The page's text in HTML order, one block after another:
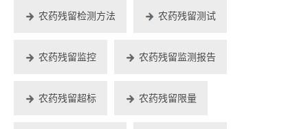
农药残留检测方法 农药残留测试
农药残留监控 农药残留监测报告
农药残留超标 农药残留限量